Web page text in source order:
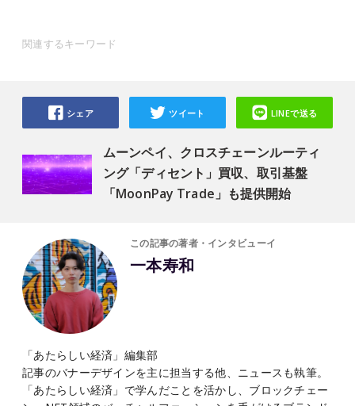
関連するキーワード
ムーンペイ、クロスチェーンルーティ
ング「ディセント」買収、取引基盤
「MoonPay Trade」も提供開始
シェア ツイート LINEで送る
この記事の著者・インタビューイ
一本寿和
「あたらしい経済」編集部
記事のバナーデザインを主に担当する他、ニュースも執筆。
「あたらしい経済」で学んだことを活かし、ブロックチェー